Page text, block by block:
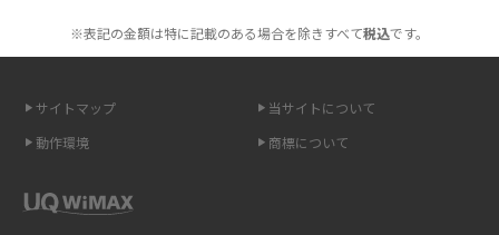
2015年12月(8)
2015年10月(8)
2015年8月(7)
無制限で利用できるポケット型Wi-Fiは？選び方や通信費を抑える方法も紹
ポケット型Wi-Fi（モバイルWi-Fi）とは？おススメする方の特徴や選び方を
即日受け取りできるポケット型Wi-Fiはある？すぐに使うための方法や注意
※表記の金額は特に記載のある場合を除きすべて税込です。
サイトマップ
当サイトについて
動作環境
商標について